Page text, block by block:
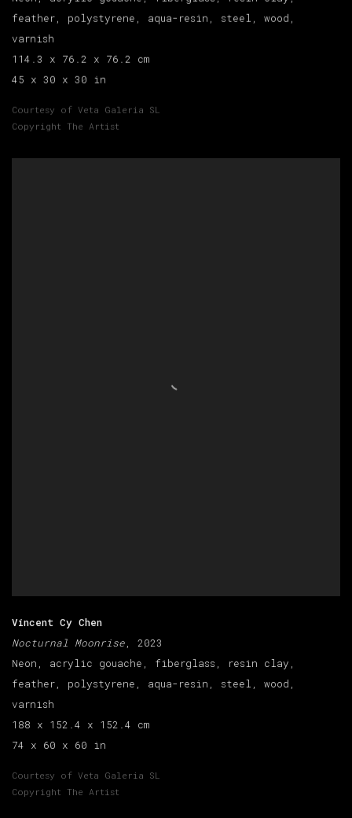
feather, polystyrene, aqua-resin, steel, wood,
varnish
114.3 x 76.2 x 76.2 cm
45 x 30 x 30 in
Courtesy of Veta Galeria SL
Copyright The Artist
Vincent Cy Chen
Nocturnal Moonrise , 2023
Neon, acrylic gouache, fiberglass, resin clay,
feather, polystyrene, aqua-resin, steel, wood,
varnish
188 x 152.4 x 152.4 cm
74 x 60 x 60 in
Courtesy of Veta Galeria SL
Copyright The Artist